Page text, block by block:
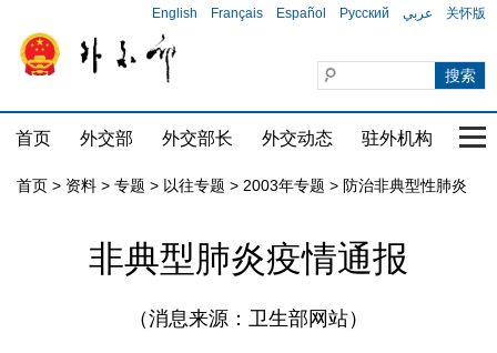
English Français Español Русский عربي 关怀版
首页 外交部 外交部长 外交动态 驻外机构 国
首页 > 资料 > 专题 > 以往专题 > 2003年专题 > 防治非典型性肺炎
非典型肺炎疫情通报
（消息来源：卫生部网站）